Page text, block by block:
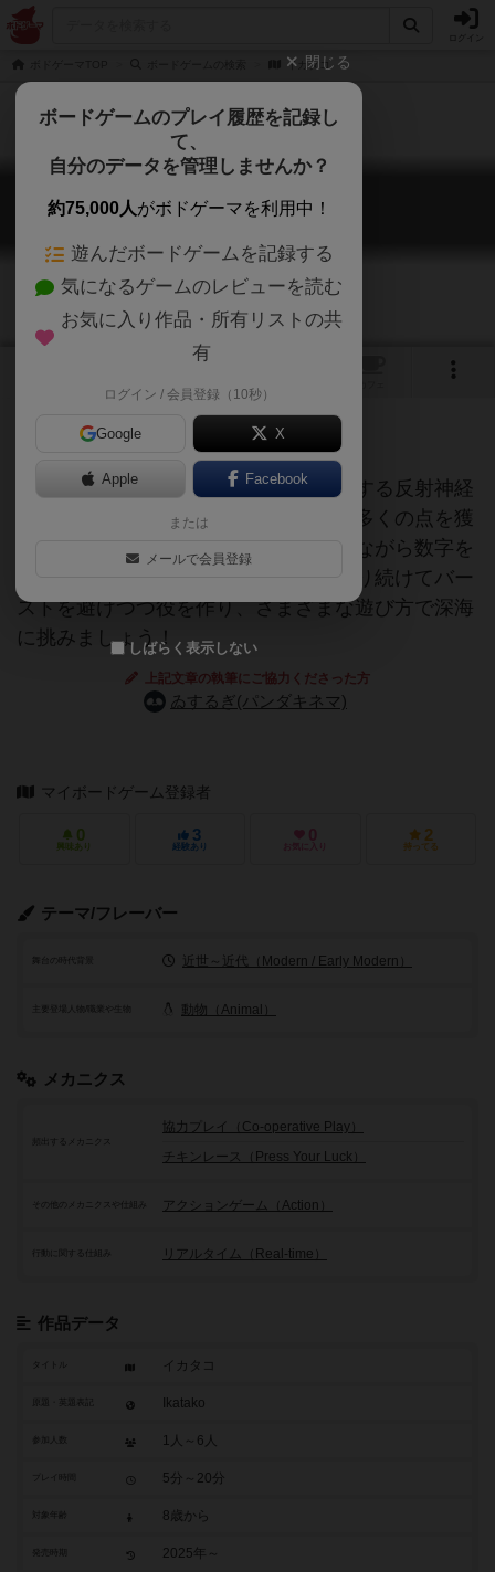
イカタコ
イカタコ
Ikatako
イカだ！タコだ！手を上げろ！
めくられたカードに素早く正しく反応する反射神経
ゲームです。対戦モードでは誰よりも多くの点を獲
得し、協力モードではリアクションしながら数字を
つなぎ、ソロモードではカードをめくり続けてバー
ストを避けつつ役を作り、さまざまな遊び方で深海
に挑みましょう！
上記文章の執筆にご協力くださった方
ゐするぎ(パンダキネマ)
マイボードゲーム登録者
0
興味あり
3
経験あり
0
お気に入り
2
持ってる
テーマ/フレーバー
舞台の時代背景 近世～近代（Modern / Early Modern）
動物（Animal）
メカニクス
頻出するメカニクス
協力プレイ（Co-operative Play）
チキンレース（Press Your Luck）
その他のメカニクスや仕組み アクションゲーム（Action）
行動に関する仕組み リアルタイム（Real-time）
作品データ
タイトル イカタコ
Ikatako
参加人数 1人～6人
5分～20分
8歳から
2025年～
閉じる
ボードゲームのプレイ履歴を記録し
て、
自分のデータを管理しませんか？
約75,000人がボドゲーマを利用中！
遊んだボードゲームを記録する
気になるゲームのレビューを読む
お気に入り作品・所有リストの共
有
ログイン / 会員登録（10秒）
Google X
Apple Facebook
または
メールで会員登録
しばらく表示しない